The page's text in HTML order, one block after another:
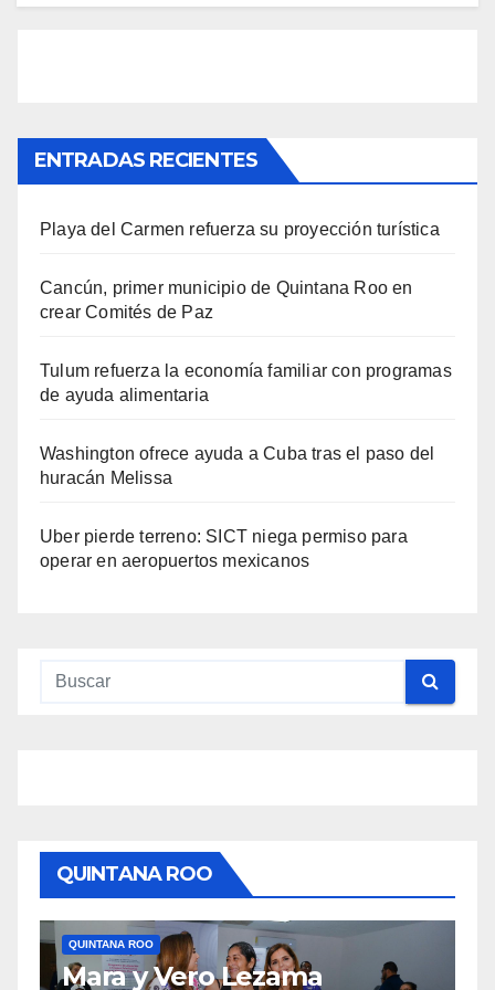
ENTRADAS RECIENTES
Playa del Carmen refuerza su proyección turística
Cancún, primer municipio de Quintana Roo en
crear Comités de Paz
Tulum refuerza la economía familiar con programas
de ayuda alimentaria
Washington ofrece ayuda a Cuba tras el paso del
huracán Melissa
Uber pierde terreno: SICT niega permiso para
operar en aeropuertos mexicanos
QUINTANA ROO
QUINTANA ROO TULUM
Medidas concretas para